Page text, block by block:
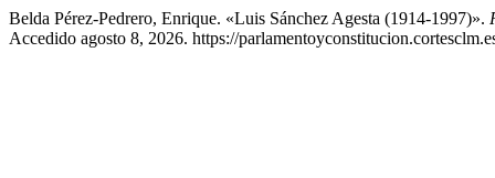
Belda Pérez-Pedrero, Enrique. «Luis Sánchez Agesta (1914-1997)».
Accedido agosto 8, 2026. https://